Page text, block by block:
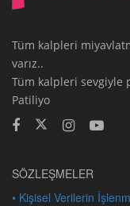
Tüm kalpleri
varız..
Tüm kalpleri sevgiyle
Patiliyo
SÖZLEŞMELER
• Kişisel Verilerin